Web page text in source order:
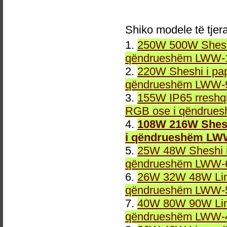
Shiko modele të
1. 250W 500W
qëndrueshëm
2. 220W Sheshi i
qëndrueshëm
3. 155W IP65
RGB ose i
4. 108W 216W
i qëndrueshëm
5. 25W 48W
qëndrueshëm
6. 26W 32W 48W
qëndrueshëm
7. 40W 80W 90W
qëndrueshëm